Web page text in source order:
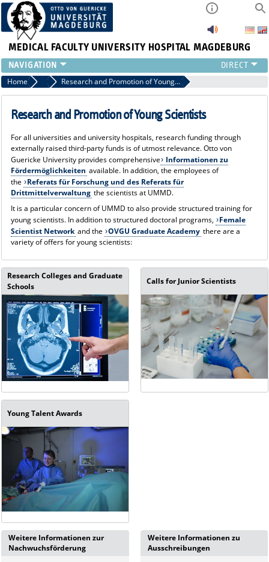
MEDICAL FACULTY UNIVERSITY HOSPITAL MAGDEBURG
INSTITUTE
CLINIC
CENTRAL FACILITIES
PRESS
INTERNATIONAL
INTRANET
ABOUT US
Home Research Research and Promotion of Young Scientists
Research and Promotion of Young Scientists
For all universities and university hospitals, research funding through
externally raised third-party funds is of utmost relevance. Otto von
Guericke University provides comprehensive
Informationen zu
Fördermöglichkeiten available. In addition, the employees of
the
Referats für Forschung und des Referats für
Drittmittelverwaltung the scientists at UMMD.
It is a particular concern of UMMD to also provide structured training for
young scientists. In addition to structured doctoral programs,
Female
Scientist Network and the OVGU Graduate Academy there are a
variety of offers for young scientists:
Research Colleges and Graduate
Schools
Calls for Junior Scientists
Young Talent Awards
Weitere Informationen zur
Nachwuchsförderung
Weitere Informationen zu
Ausschreibungen